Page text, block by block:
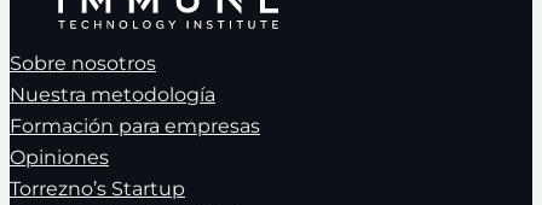
Sobre nosotros
Nuestra metodología
Formación para empresas
Opiniones
Torrezno’s Startup